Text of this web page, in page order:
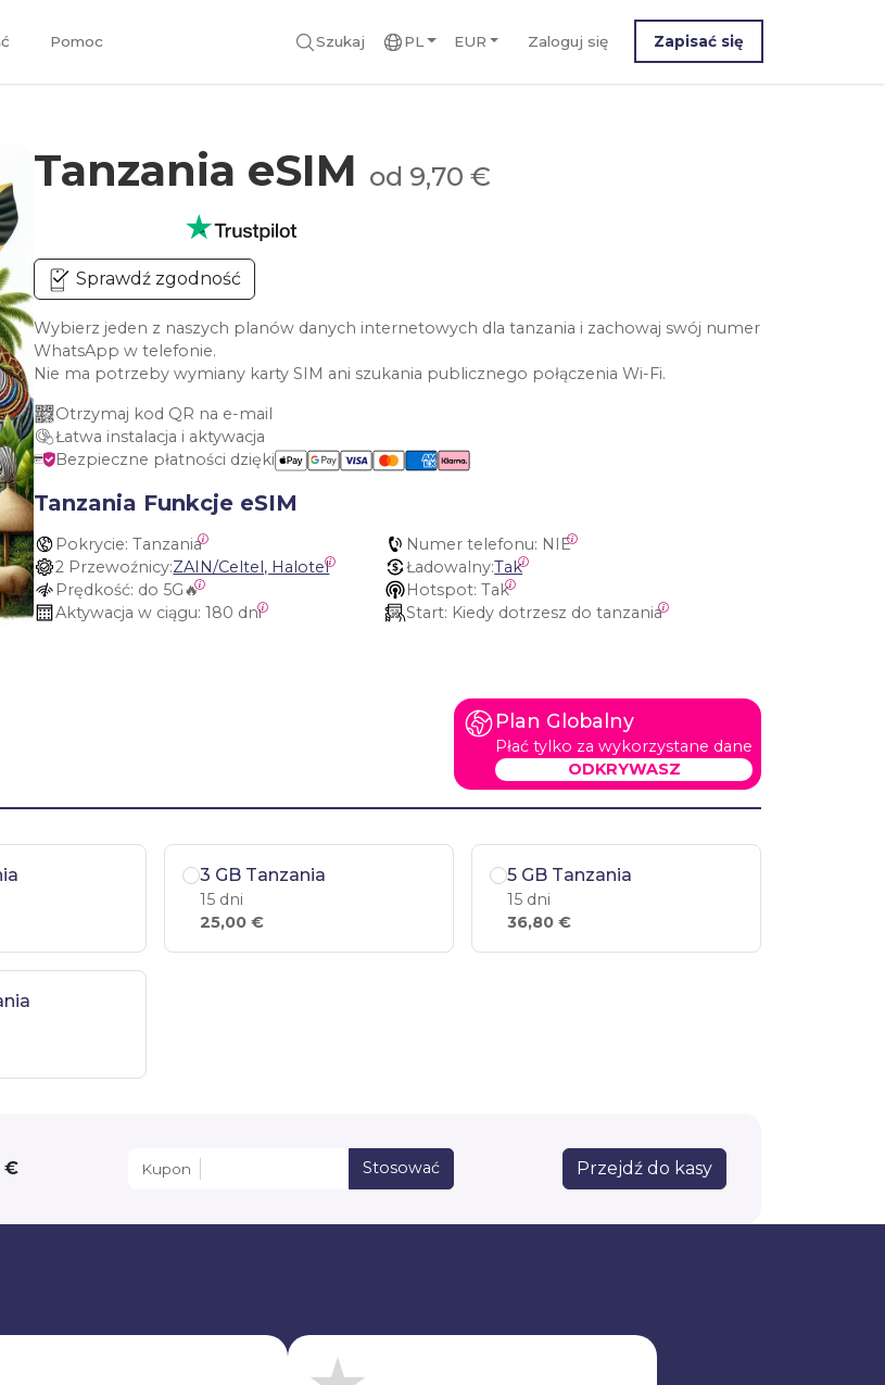
Pomoc Szukaj PL EUR Zaloguj się Zapisać się
Tanzania eSIM od 9,70 €
Sprawdź zgodność
Wybierz jeden z naszych planów danych internetowych dla tanzania i zachowaj swój numer
WhatsApp w telefonie.
Nie ma potrzeby wymiany karty SIM ani szukania publicznego połączenia Wi-Fi.
Otrzymaj kod QR na e-mail
Łatwa instalacja i aktywacja
Bezpieczne płatności dzięki
Tanzania Funkcje eSIM
Pokrycie: Tanzania Numer telefonu: NIE
2 Przewoźnicy:ZAIN/Celtel, Halotel Ładowalny:Tak
Prędkość: do 5G🔥 Hotspot: Tak
Aktywacja w ciągu: 180 dni Start: Kiedy dotrzesz do tanzania
Plan Globalny
Płać tylko za wykorzystane dane
ODKRYWASZ
3 GB Tanzania
15 dni
25,00 €
5 GB Tanzania
15 dni
36,80 €
€ Kupon Stosować Przejdź do kasy